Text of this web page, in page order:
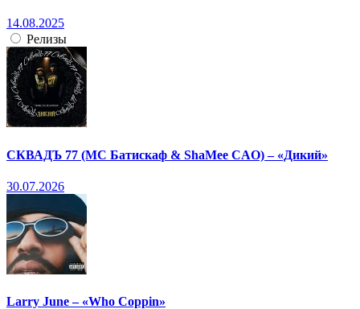
14.08.2025
Релизы
СКВАДЪ 77 (МС Батискаф & ShaMee CAO) – «Дикий»
30.07.2026
Larry June – «Who Coppin»